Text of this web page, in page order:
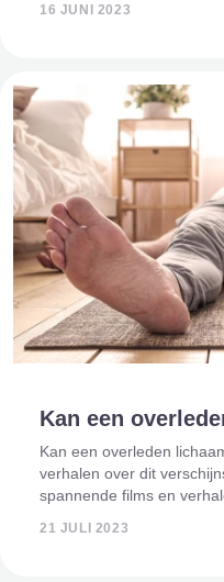
16 JUNI 2023
Kan een
Kan een overleden
verhalen over dit
spannende films en
21 JULI 2023